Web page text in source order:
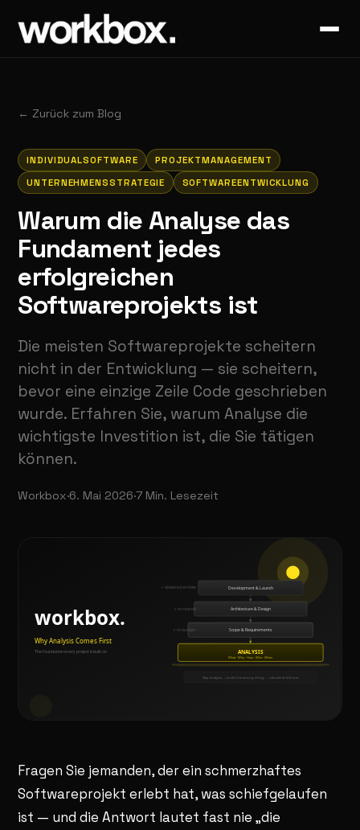
← Zurück zum Blog
INDIVIDUALSOFTWARE
PROJEKTMANAGEMENT
UNTERNEHMENSSTRATEGIE
SOFTWAREENTWICKLUNG
Warum die Analyse das
Fundament jedes
erfolgreichen
Softwareprojekts ist
Die meisten Softwareprojekte scheitern
nicht in der Entwicklung — sie scheitern,
bevor eine einzige Zeile Code geschrieben
wurde. Erfahren Sie, warum Analyse die
wichtigste Investition ist, die Sie tätigen
können.
Workbox·6. Mai 2026·7 Min. Lesezeit
Fragen Sie jemanden, der ein schmerzhaftes
Softwareprojekt erlebt hat, was schiefgelaufen
ist — und die Antwort lautet fast nie „die